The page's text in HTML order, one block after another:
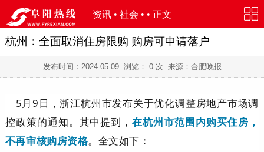
资讯 • 社会 • • 正文
杭州：全面取消住房限购 购房可申请落户
发布时间： 2024-05-09浏览： 0次 来源：合肥晚报
5月9日，浙江杭州市发布关于优化调整房地产市场调
控政策的通知。其中提到，在杭州市范围内购买住房，
不再审核购房资格。全文如下：